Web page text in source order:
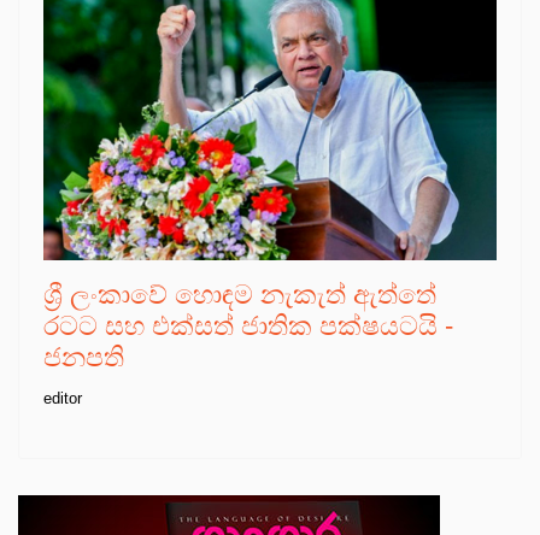
ශ්‍රී ලංකාවේ හොඳම නැකැත් ඇත්තේ
රටට සහ එක්සත් ජාතික පක්ෂයටයි -
ජනපති
editor